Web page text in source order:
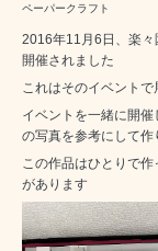
ペーパークラフト
2016年11月6日、楽
開催されました
これはそのイベント
イベントを一緒に開
の写真を参考にして作
この作品はひとりで
があります